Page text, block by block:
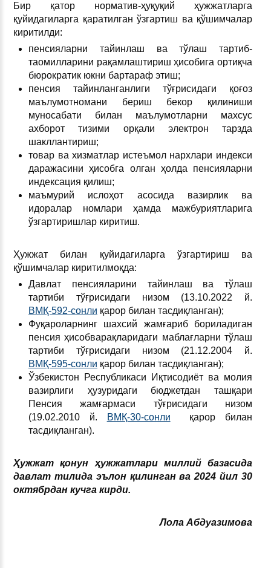
Бир қатор норматив-ҳуқуқий ҳужжатларга
қуйидагиларга қаратилган ўзгартиш ва қўшимчалар
киритилди:
пенсияларни тайинлаш ва тўлаш тартиб-
таомилларини рақамлаштириш ҳисобига ортиқча
бюрократик юкни бартараф этиш;
пенсия тайинланганлиги тўғрисидаги қоғоз
маълумотномани бериш бекор қилиниши
муносабати билан маълумотларни махсус
ахборот тизими орқали электрон тарзда
шакллантириш;
товар ва хизматлар истеъмол нархлари индекси
даражасини ҳисобга олган ҳолда пенсияларни
индексация қилиш;
маъмурий ислоҳот асосида вазирлик ва
идоралар номлари ҳамда мажбуриятларига
ўзгартиришлар киритиш.
Ҳужжат билан қуйидагиларга ўзгартириш ва
қўшимчалар киритилмоқда:
Давлат пенсияларини тайинлаш ва тўлаш
тартиби тўғрисидаги низом (13.10.2022 й.
ВМҚ-592-сонли қарор билан тасдиқланган);
Фуқароларнинг шахсий жамғариб бориладиган
пенсия ҳисобварақларидаги маблағларни тўлаш
тартиби тўғрисидаги низом (21.12.2004 й.
ВМҚ-595-сонли қарор билан тасдиқланган);
Ўзбекистон Республикаси Иқтисодиёт ва молия
вазирлиги ҳузуридаги бюджетдан ташқари
Пенсия жамғармаси тўғрисидаги низом
(19.02.2010 й.
ВМҚ-30-сонли қарор билан
тасдиқланган).
Ҳужжат қонун ҳужжатлари миллий базасида
давлат тилида эълон қилинган ва 2024 йил 30
октябрдан кучга кирди.
Лола Абдуазимова